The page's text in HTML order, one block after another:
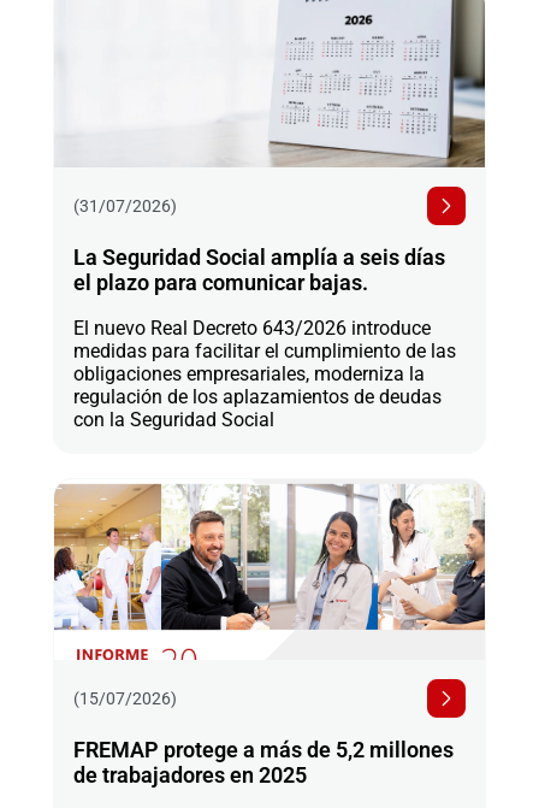
(31/07/2026)
La Seguridad Social amplía a seis días
el plazo para comunicar bajas.
El nuevo Real Decreto 643/2026 introduce
medidas para facilitar el cumplimiento de las
obligaciones empresariales, moderniza la
regulación de los aplazamientos de deudas
con la Seguridad Social
(15/07/2026)
FREMAP protege a más de 5,2 millones
de trabajadores en 2025